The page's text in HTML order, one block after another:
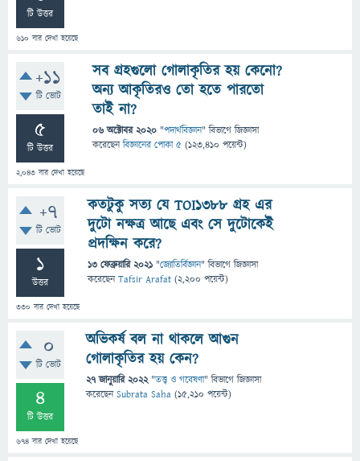
টি উত্তর
610 বার দেখা হয়েছে
+11
টি ভোট
5
টি উত্তর
2,043 বার দেখা হয়েছে
সব গ্রহগুলো গোলাকৃতির হয় কেনো?
অন্য আকৃতিরও তো হতে পারতো
তাই না?
06 অক্টোবর 2020 "পদার্থবিজ্ঞান" বিভাগে জিজ্ঞাসা
করেছেনবিজ্ঞানের পোকা ৫ (123,410 পয়েন্ট)
+7
টি ভোট
1
উত্তর
330 বার দেখা হয়েছে
কতটুকু সত্য যে TOI1388 গ্রহ এর
দুটো নক্ষত্র আছে এবং সে দুটোকেই
প্রদক্ষিন করে?
13 ফেব্রুয়ারি 2021 "জ্যোতির্বিজ্ঞান" বিভাগে জিজ্ঞাসা
করেছেনTafsir Arafat (2,200 পয়েন্ট)
0
টি ভোট
4
টি উত্তর
674 বার দেখা হয়েছে
অভিকর্ষ বল না থাকলে আগুন
গোলাকৃতির হয় কেন?
27 জানুয়ারি 2022 "তত্ত্ব ও গবেষণা" বিভাগে জিজ্ঞাসা
করেছেনSubrata Saha (15,210 পয়েন্ট)